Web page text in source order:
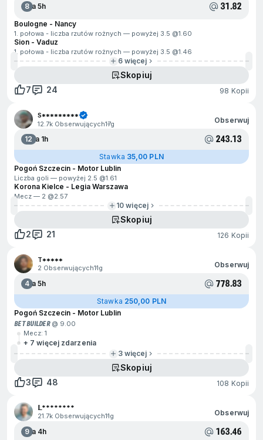
8Za 5h 31.82
Boulogne - Nancy
1. połowa - liczba rzutów rożnych — powyżej 3.5 @1.60
Sion - Vaduz
1. połowa - liczba rzutów rożnych — powyżej 3.5 @1.46
6 więcej
Skopiuj
7
24 98 Kopii
S*********
12.7k Obserwujących17g Obserwuj
12Za 1h 243.13
Stawka 35,00 PLN
Pogoń Szczecin - Motor Lublin
Liczba goli — powyżej 2.5 @1.61
Korona Kielce - Legia Warszawa
Mecz — 2 @2.57
10 więcej
Skopiuj
2
21 126 Kopii
T*****
2 Obserwujących11g Obserwuj
4Za 5h 778.83
Stawka 250,00 PLN
Pogoń Szczecin - Motor Lublin
BET BUILDER@ 9.00
Mecz: 1
+ 7 więcej zdarzenia
3 więcej
Skopiuj
3
48 108 Kopii
𝕃********
21.7k Obserwujących11g Obserwuj
9Za 4h 163.46